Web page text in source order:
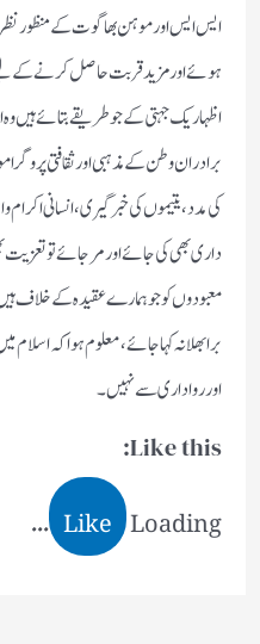
ایس ایس اور موہن بھاگوت کے منظور
ہوئے اور مزیدقربت حاصل کرنے کے
اظہار یک جہتی کے جو طریقے بتائے ہیں و ہ
برادران وطن کے مذہبی اور ثقافتی
کی مدد، یتیموں کی خبر گیری ، انسانی
داری بھی کی جائے اور مرجائے تو تعزیت
معبودوں کو جو ہمارے عقیدہ کے خلاف
برا بھلا نہ کہا جائے، معلوم ہوا کہ
اور رواداری سے نہیں۔
Like this:
Like Loading...